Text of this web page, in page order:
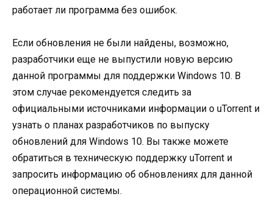
работает ли программа без ошибок.
Если обновления не были найдены, возможно,
разработчики еще не выпустили новую версию
данной программы для поддержки Windows 10. В
этом случае рекомендуется следить за
официальными источниками информации о uTorrent и
узнать о планах разработчиков по выпуску
обновлений для Windows 10. Вы также можете
обратиться в техническую поддержку uTorrent и
запросить информацию об обновлениях для данной
операционной системы.